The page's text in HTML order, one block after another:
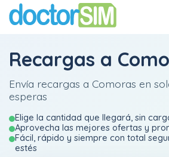
Recargas a
Envía recargas a Comoras en
esperas
Elige la cantidad que llegará, sin
Aprovecha las mejores ofertas y
Fácil, rápido y siempre con total
estés